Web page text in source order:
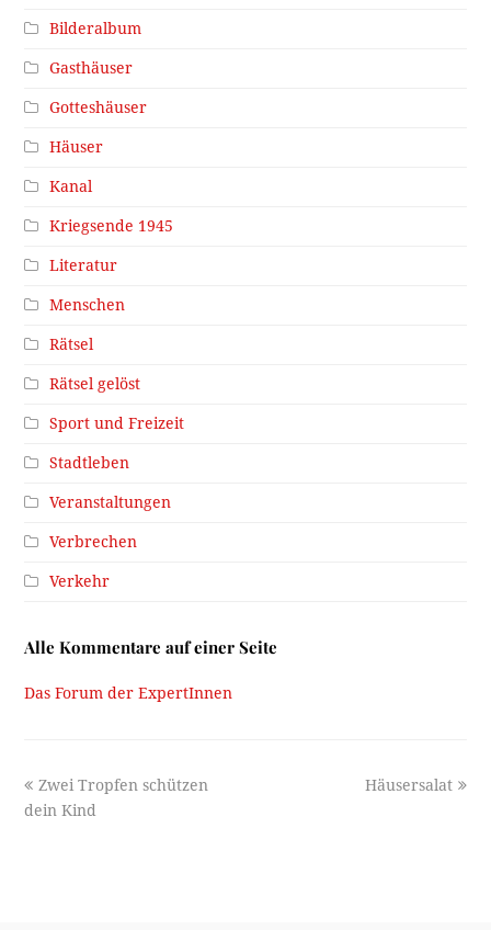
Bilderalbum
Gasthäuser
Gotteshäuser
Häuser
Kanal
Kriegsende 1945
Literatur
Menschen
Rätsel
Rätsel gelöst
Sport und Freizeit
Stadtleben
Veranstaltungen
Verbrechen
Verkehr
Alle Kommentare auf einer Seite
Das Forum der ExpertInnen
previous
post:
Zwei Tropfen schützen
dein Kind
next
Häusersalat